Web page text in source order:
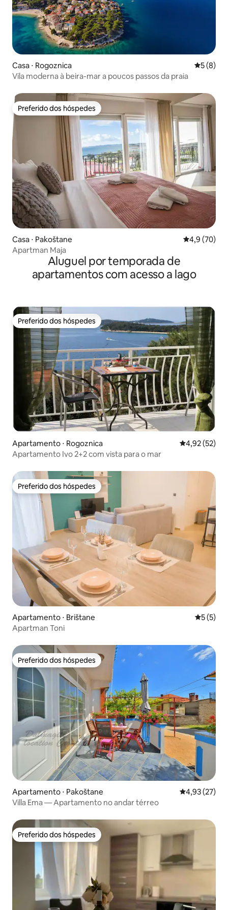
Casa ⋅ Rogoznica 5 de
5 (8)
Vila moderna à beira-mar a poucos passos da praia
Preferido dos hóspedes
Preferido dos hóspedes
Casa ⋅ Pakoštane 4,9 de uma
4,9 (70)
Apartman Maja
Aluguel por temporada de
apartamentos com acesso a lago
Preferido dos hóspedes
Preferido dos hóspedes
Apartamento ⋅ Rogoznica 4,92 de uma
4,92 (52)
Apartamento Ivo 2+2 com vista para o mar
Preferido dos hóspedes
Preferido dos hóspedes
Apartamento ⋅ Brištane 5 de
5 (5)
Apartman Toni
Preferido dos hóspedes
Preferido dos hóspedes
Apartamento ⋅ Pakoštane 4,93 de uma
4,93 (27)
Villa Ema — Apartamento no andar térreo
Preferido dos hóspedes
Preferido dos hóspedes